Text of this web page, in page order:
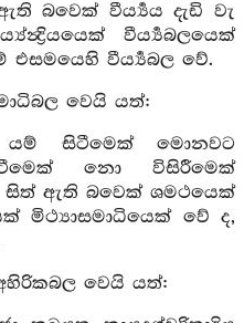
බවෙක් වීර්‍ය්‍යය දැඩි වැ
වීර්‍ය්‍යබලයෙක්
එසමයෙහි වීර්‍ය්‍යබල වේ.
වෙයි යත්:
යම් සිටීමෙක් මොනවට
නො විසිරීමෙක්
ඇති බවෙක් ශමථයෙක්
මිථ්‍යාසමාධියෙක් වේ ද,
වෙයි යත්: